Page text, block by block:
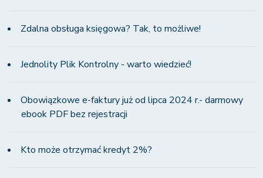
Zdalna obsługa księgowa? Tak, to możliwe!
Jednolity Plik Kontrolny - warto wiedzieć!
Obowiązkowe e-faktury już od lipca 2024 r.- darmowy
ebook PDF bez rejestracji
Kto może otrzymać kredyt 2%?